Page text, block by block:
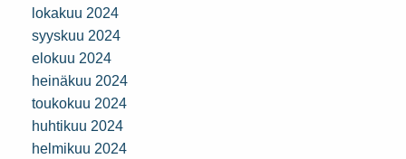
lokakuu 2024
syyskuu 2024
elokuu 2024
heinäkuu 2024
toukokuu 2024
huhtikuu 2024
helmikuu 2024